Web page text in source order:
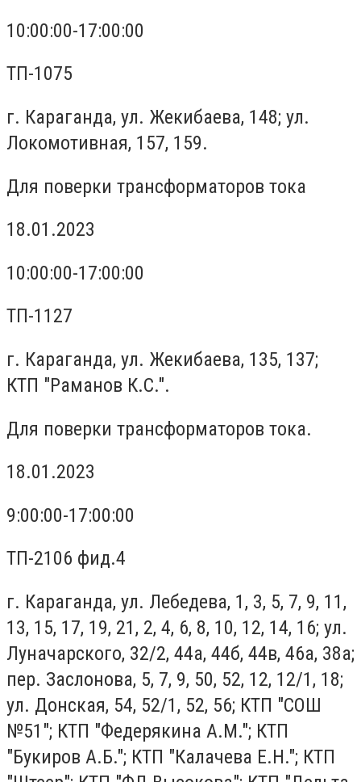
10:00:00-17:00:00
ТП-1075
г. Караганда, ул. Жекибаева, 148; ул.
Локомотивная, 157, 159.
Для поверки трансформаторов тока
18.01.2023
10:00:00-17:00:00
ТП-1127
г. Караганда, ул. Жекибаева, 135, 137;
КТП "Раманов К.С.".
Для поверки трансформаторов тока.
18.01.2023
9:00:00-17:00:00
ТП-2106 фид.4
г. Караганда, ул. Лебедева, 1, 3, 5, 7, 9, 11,
13, 15, 17, 19, 21, 2, 4, 6, 8, 10, 12, 14, 16; ул.
Луначарского, 32/2, 44а, 44б, 44в, 46а, 38а;
пер. Заслонова, 5, 7, 9, 50, 52, 12, 12/1, 18;
ул. Донская, 54, 52/1, 52, 56; КТП "СОШ
№51"; КТП "Федерякина А.М."; КТП
"Букиров А.Б."; КТП "Калачева Е.Н."; КТП